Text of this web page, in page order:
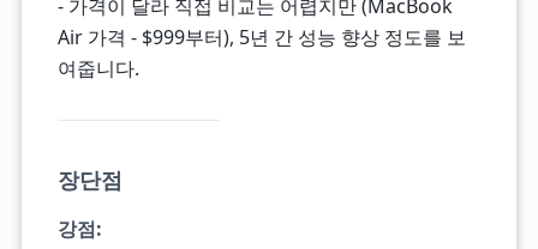
- 가격이 달라 직접 비교는 어렵지만 (MacBook
Air 가격 - $999부터), 5년 간 성능 향상 정도를 보
여줍니다.
장단점
강점: